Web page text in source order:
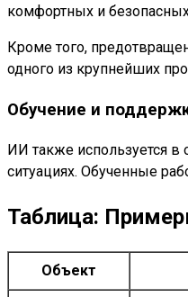
комфортных и
Кроме того,
одного из крупнейших
Обучение и
ИИ также используется в
ситуациях. Обученные
Таблица:
Объект